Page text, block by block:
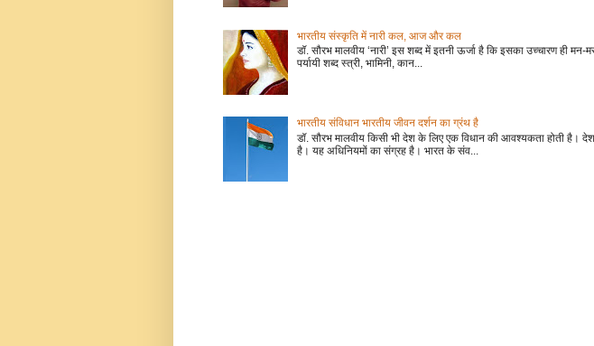
भारतीय संस्कृति में नारी कल, आज और कल
डॉ. सौरभ मालवीय ‘नारी’ इस शब्द में इतनी ऊर्जा है कि इसका उच्चारण ही
पर्यायी शब्द स्त्री, भामिनी, कान...
भारतीय संविधान भारतीय जीवन दर्शन का ग्रंथ है
डॉ. सौरभ मालवीय किसी भी देश के लिए एक विधान की आवश्यकता होती है।
है। यह अधिनियमों का संग्रह है। भारत के संव...